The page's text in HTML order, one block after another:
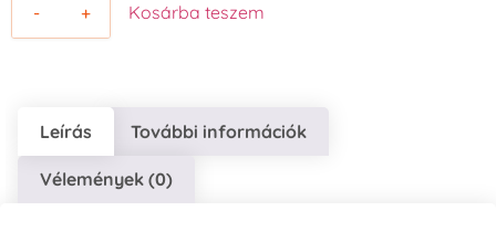
- + Kosárba teszem
Leírás További információk
Vélemények (0)